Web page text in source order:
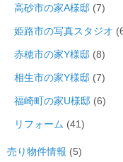
高砂市の家A様邸 (7)
姫路市の写真スタジオ
赤穂市の家Y様邸 (8)
相生市の家Y様邸 (7)
福崎町の家U様邸 (6)
リフォーム (41)
売り物件情報 (5)